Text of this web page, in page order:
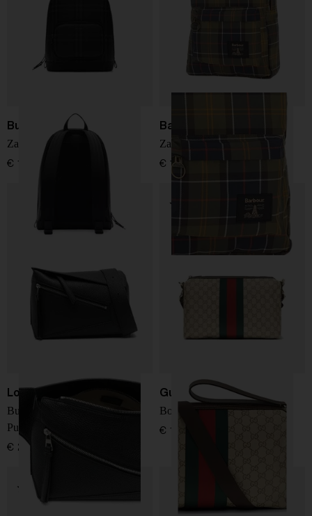
Burberry
Zaino Check
€ 1.540,00
Barbour
Zaino Torridon
€ 130,00
Loewe
Bumbag in pelle piccola
Puzzle Edge
€ 2.200,00
Gucci
Borsa a spalla GG Web
€ 1.500,00